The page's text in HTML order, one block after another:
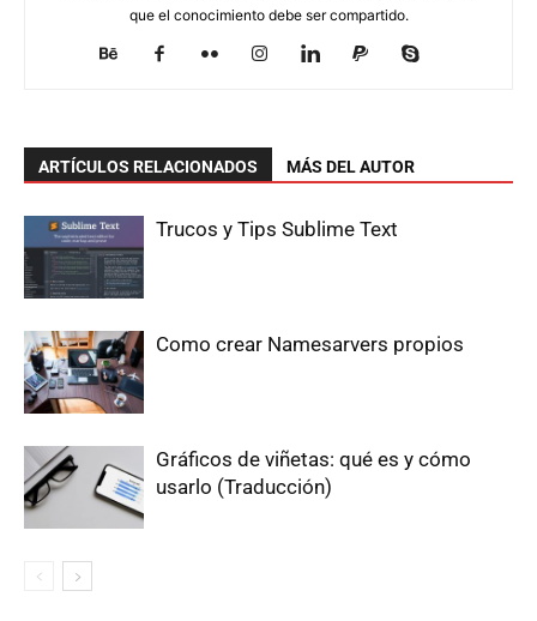
que el conocimiento debe ser compartido.
ARTÍCULOS RELACIONADOS MÁS DEL AUTOR
Trucos y Tips Sublime Text
Como crear Namesarvers propios
Gráficos de viñetas: qué es y cómo
usarlo (Traducción)